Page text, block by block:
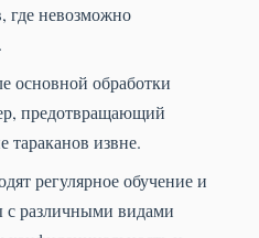
где невозможно
основной обработки
предотвращающий
тараканов извне.
регулярное обучение и
различными видами